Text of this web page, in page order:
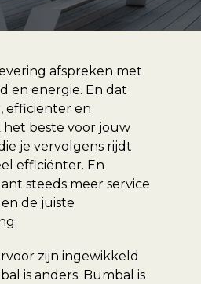
afspreken met
en energie. En dat
efficiënter en
beste voor jouw
je vervolgens rijdt
efficiënter. En
steeds meer service
de juiste
zijn ingewikkeld
is anders. Bumbal is